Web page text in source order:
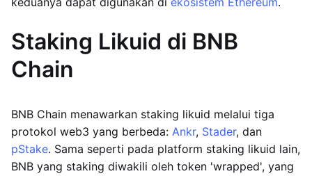
Staking Likuid di BNB
Chain
BNB Chain menawarkan staking likuid melalui tiga
protokol web3 yang berbeda: Ankr, Stader, dan
pStake. Sama seperti pada platform staking likuid lain,
BNB yang staking diwakili oleh token 'wrapped', yang